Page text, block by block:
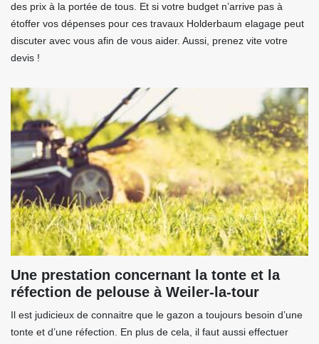
des prix à la portée de tous. Et si votre budget n’arrive pas à
étoffer vos dépenses pour ces travaux Holderbaum elagage peut
discuter avec vous afin de vous aider. Aussi, prenez vite votre
devis !
Une prestation concernant la tonte et la
réfection de pelouse à Weiler-la-tour
Il est judicieux de connaitre que le gazon a toujours besoin d’une
tonte et d’une réfection. En plus de cela, il faut aussi effectuer